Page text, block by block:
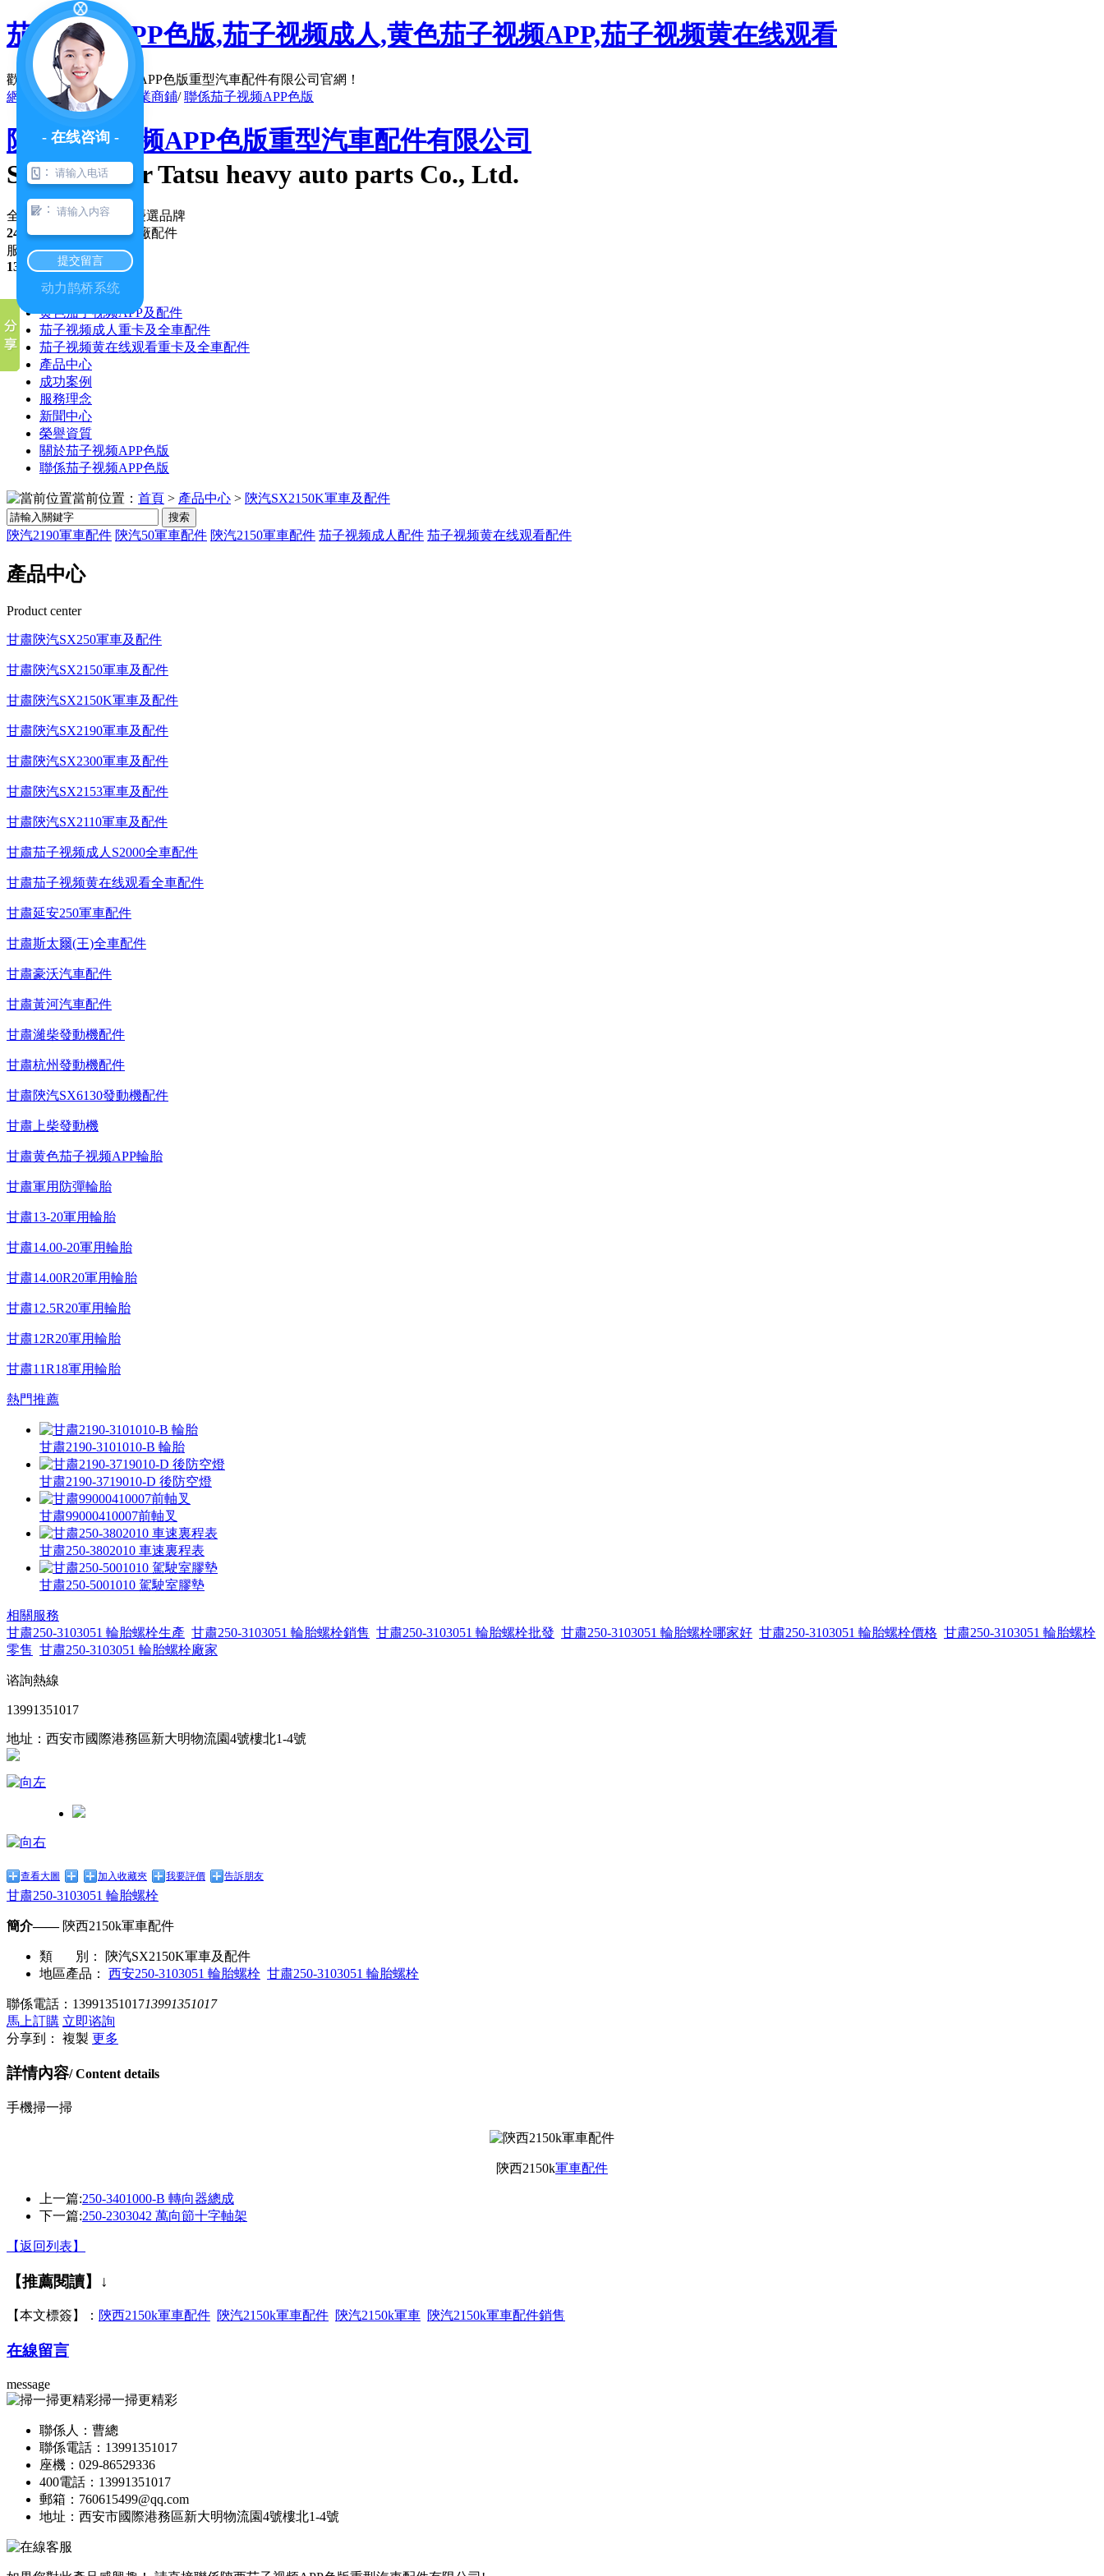
茄子视频APP色版,茄子视频成人,黄色茄子视频APP,茄子视频黄在线观看
歡迎訪問陝西茄子视频APP色版重型汽車配件有限公司官網！
網站地圖/在線留言/ 企業商鋪/聯係茄子视频APP色版
陝西茄子视频APP色版重型汽車配件有限公司
Shaanxi four Tatsu heavy auto parts Co., Ltd.
全國軍(民)車配件行業優選品牌
24年專注，優勢純正原廠配件
服務谘詢熱線
13991351017
公司首頁
黄色茄子视频APP及配件
茄子视频成人重卡及全車配件
茄子视频黄在线观看重卡及全車配件
產品中心
成功案例
服務理念
新聞中心
榮譽資質
關於茄子视频APP色版
聯係茄子视频APP色版
當前位置： 首頁 > 產品中心 > 陝汽SX2150K軍車及配件
搜索
陝汽2190軍車配件 陝汽50軍車配件 陝汽2150軍車配件 茄子视频成人配件 茄子视频黄在线观看配件
產品中心
Product center
甘肅陝汽SX250軍車及配件
甘肅陝汽SX2150軍車及配件
甘肅陝汽SX2150K軍車及配件
甘肅陝汽SX2190軍車及配件
甘肅陝汽SX2300軍車及配件
甘肅陝汽SX2153軍車及配件
甘肅陝汽SX2110軍車及配件
甘肅茄子视频成人S2000全車配件
甘肅茄子视频黄在线观看全車配件
甘肅延安250軍車配件
甘肅斯太爾(王)全車配件
甘肅豪沃汽車配件
甘肅黃河汽車配件
甘肅濰柴發動機配件
甘肅杭州發動機配件
甘肅陝汽SX6130發動機配件
甘肅上柴發動機
甘肅黄色茄子视频APP輪胎
甘肅軍用防彈輪胎
甘肅13-20軍用輪胎
甘肅14.00-20軍用輪胎
甘肅14.00R20軍用輪胎
甘肅12.5R20軍用輪胎
甘肅12R20軍用輪胎
甘肅11R18軍用輪胎
熱門推薦
甘肅2190-3101010-B 輪胎
甘肅2190-3719010-D 後防空燈
甘肅99000410007前軸叉
甘肅250-3802010 車速裏程表
甘肅250-5001010 駕駛室膠墊
相關服務
甘肅250-3103051 輪胎螺栓生產 甘肅250-3103051 輪胎螺栓銷售 甘肅250-3103051 輪胎螺栓批發 甘肅250-3103051 輪胎螺栓哪家好 甘肅250-3103051 輪胎螺栓價格 甘肅250-3103051 輪胎螺栓
零售 甘肅250-3103051 輪胎螺栓廠家
谘詢熱線
13991351017
地址：西安市國際港務區新大明物流園4號樓北1-4號
查看大圖 加入收藏夾 我要評價 告訴朋友
甘肅250-3103051 輪胎螺栓
簡介——陝西2150k軍車配件
類 別：
陝汽SX2150K軍車及配件
地區產品：
西安250-3103051 輪胎螺栓 甘肅250-3103051 輪胎螺栓
聯係電話： 1399135101713991351017
馬上訂購 立即谘詢
分享到：
複製 更多
詳情內容/ Content details
手機掃一掃
陝西2150k軍車配件
上一篇:250-3401000-B 轉向器總成
下一篇:250-2303042 萬向節十字軸架
【返回列表】
【推薦閱讀】↓
【本文標簽】： 陝西2150k軍車配件 陝汽2150k軍車配件 陝汽2150k軍車 陝汽2150k軍車配件銷售
在線留言
message
掃一掃更精彩
聯係人：曹總
聯係電話：13991351017
座機：029-86529336
400電話：13991351017
郵箱：760615499@qq.com
地址：西安市國際港務區新大明物流園4號樓北1-4號
- 在线咨询 -
：
：
提交留言
动力鹊桥系统